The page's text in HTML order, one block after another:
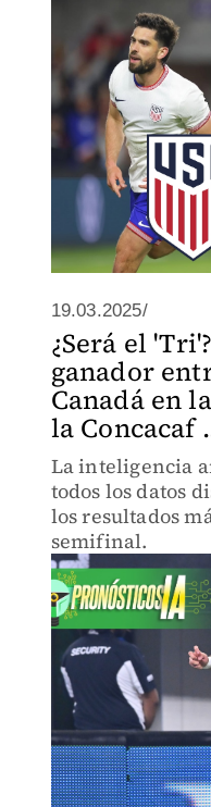
19.03.2025/
¿Será el
ganador
Canadá en
la Concacaf
La inteligencia
todos los datos
los resultados
semifinal.